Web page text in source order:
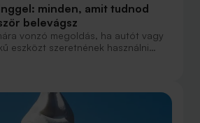
minden, amit tudnod
belevágsz
vonzó megoldás, ha autót vagy
eszközt szeretnének használni
összegben ki kellene fizetniük.
biztosan találkozol.